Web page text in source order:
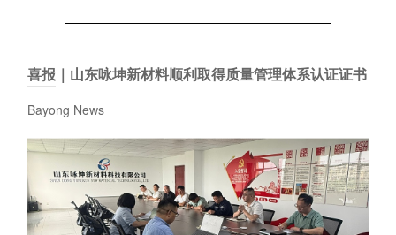
喜报｜山东咏坤新材料顺利取得质量管理体系认证证书
Bayong News